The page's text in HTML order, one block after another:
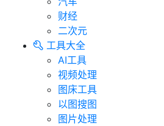
财经
二次元
工具大全
AI工具
视频处理
图床工具
以图搜图
图片处理